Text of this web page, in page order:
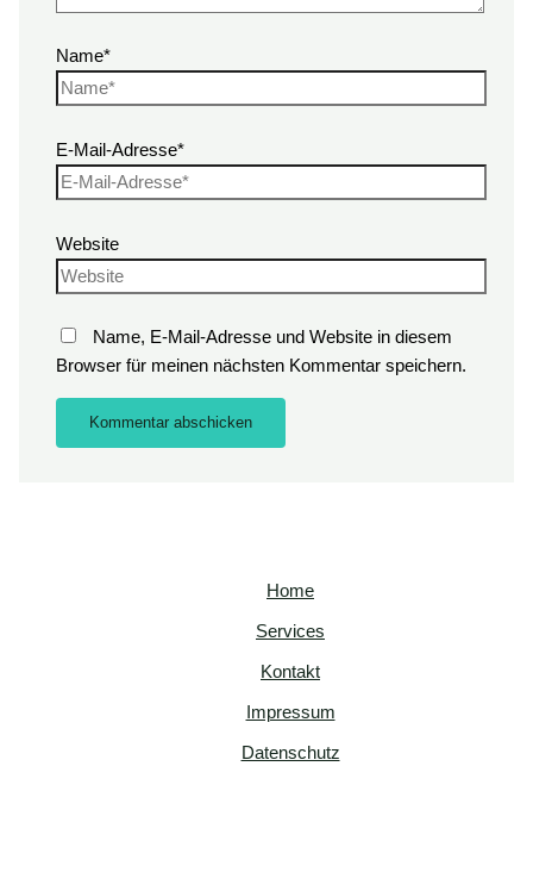
Name*
E-Mail-Adresse*
Website
Name, E-Mail-Adresse und Website in diesem
Browser für meinen nächsten Kommentar speichern.
Home
Services
Kontakt
Impressum
Datenschutz